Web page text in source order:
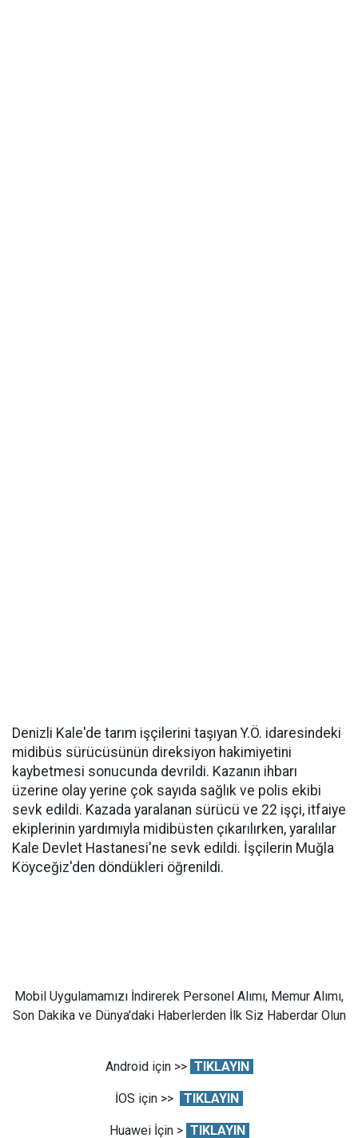
Denizli Kale'de tarım işçilerini taşıyan Y.Ö. idaresindeki
midibüs sürücüsünün direksiyon hakimiyetini
kaybetmesi sonucunda devrildi. Kazanın ihbarı
üzerine olay yerine çok sayıda sağlık ve polis ekibi
sevk edildi. Kazada yaralanan sürücü ve 22 işçi, itfaiye
ekiplerinin yardımıyla midibüsten çıkarılırken, yaralılar
Kale Devlet Hastanesi'ne sevk edildi. İşçilerin Muğla
Köyceğiz'den döndükleri öğrenildi.
Mobil Uygulamamızı İndirerek Personel Alımı, Memur Alımı,
Son Dakika ve Dünya'daki Haberlerden İlk Siz Haberdar Olun
Android için >> TIKLAYIN
İOS için >> TIKLAYIN
Huawei İçin > TIKLAYIN